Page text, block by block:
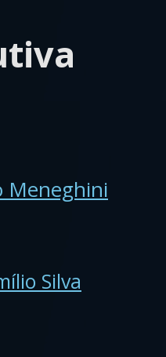
Meneghini
Silva